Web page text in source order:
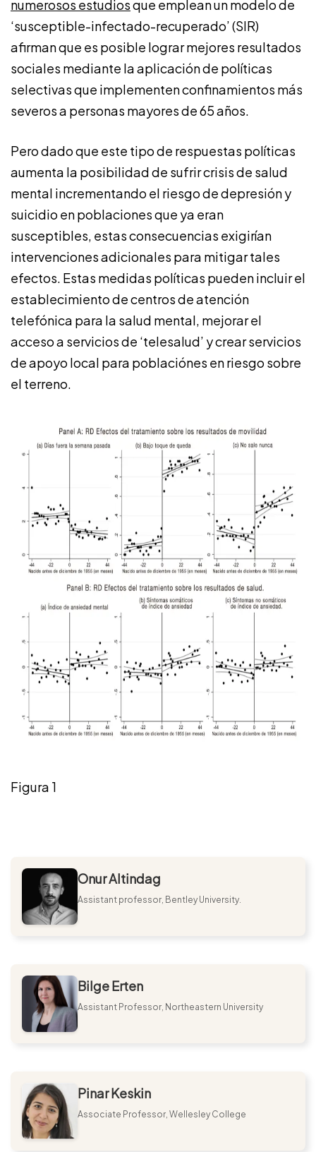
numerosos estudiosque emplean un modelo de
‘susceptible-infectado-recuperado’ (SIR)
afirman que es posible lograr mejores resultados
sociales mediante la aplicación de políticas
selectivas que implementen confinamientos más
severos a personas mayores de 65 años.
Pero dado que este tipo de respuestas políticas
aumenta la posibilidad de sufrir crisis de salud
mental incrementando el riesgo de depresión y
suicidio en poblaciones que ya eran
susceptibles, estas consecuencias exigirían
intervenciones adicionales para mitigar tales
efectos. Estas medidas políticas pueden incluir el
establecimiento de centros de atención
telefónica para la salud mental, mejorar el
acceso a servicios de ‘telesalud’ y crear servicios
de apoyo local para poblaciónes en riesgo sobre
el terreno.
Figura 1
Onur Altindag
Assistant professor, Bentley University.
Bilge Erten
Assistant Professor, Northeastern University
Pinar Keskin
Associate Professor, Wellesley College